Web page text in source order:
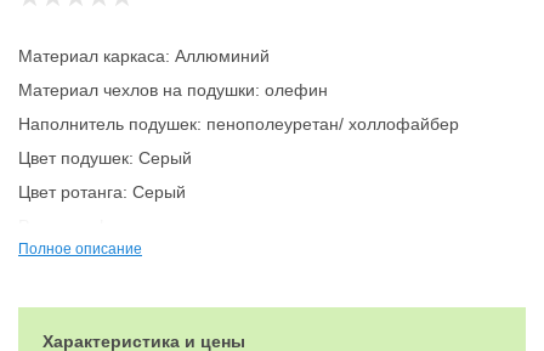
Материал каркаса: Аллюминий
Материал чехлов на подушки: олефин
Наполнитель подушек: пенополеуретан/ холлофайбер
Цвет подушек: Серый
Цвет ротанга: Серый
Полное описание
Характеристика и цены